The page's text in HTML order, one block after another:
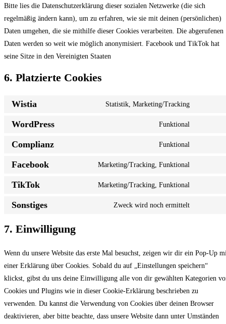
Bitte lies die Datenschutzerklärung dieser sozialen Netzwerke (die sich
regelmäßig ändern kann), um zu erfahren, wie sie mit deinen (persönlichen)
Daten umgehen, die sie mithilfe dieser Cookies verarbeiten. Die abgerufenen
Daten werden so weit wie möglich anonymisiert. Facebook und TikTok hat
seine Sitze in den Vereinigten Staaten
6. Platzierte Cookies
Wistia Statistik, Marketing/Tracking
WordPress Funktional
Complianz Funktional
Facebook Marketing/Tracking, Funktional
TikTok Marketing/Tracking, Funktional
Sonstiges Zweck wird noch ermittelt
7. Einwilligung
Wenn du unsere Website das erste Mal besuchst, zeigen wir dir ein Pop-Up
einer Erklärung über Cookies. Sobald du auf „Einstellungen speichern“
klickst, gibst du uns deine Einwilligung alle von dir gewählten Kategorien
Cookies und Plugins wie in dieser Cookie-Erklärung beschrieben zu
verwenden. Du kannst die Verwendung von Cookies über deinen Browser
deaktivieren, aber bitte beachte, dass unsere Website dann unter Umständen